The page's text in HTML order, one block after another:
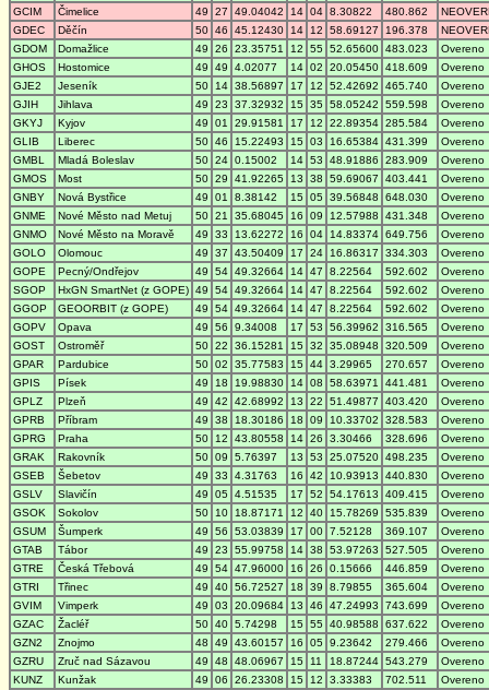
GCIM
Čimelice 49 27 49.04042 14 04 8.30822 480.862
GDEC
Děčín 50 46 45.12430 14 12 58.69127 196.378
GDOM
Domažlice 49 26 23.35751 12 55 52.65600 483.023
Overeno
GHOS
Hostomice 49 49 4.02077 14 02 20.05450 418.609
Overeno
GJE2
Jeseník 50 14 38.56897 17 12 52.42692 465.740
Overeno
GJIH
Jihlava 49 23 37.32932 15 35 58.05242 559.598
Overeno
GKYJ
Kyjov 49 01 29.91581 17 12 22.89354 285.584
Overeno
GLIB
Liberec 50 46 15.22493 15 03 16.65384 431.399
Overeno
GMBL
Mladá Boleslav 50 24 0.15002 14 53 48.91886 283.909
Overeno
GMOS
Most 50 29 41.92265 13 38 59.69067 403.441
Overeno
GNBY
Nová Bystřice 49 01 8.38142 15 05 39.56848 648.030
Overeno
GNME
Nové Město nad Metuj 50 21 35.68045 16 09 12.57988 431.348
Overeno
GNMO
Nové Město na Moravě 49 33 13.62272 16 04 14.83374 649.756
Overeno
GOLO
Olomouc 49 37 43.50409 17 24 16.86317 334.303
Overeno
GOPE
Pecný/Ondřejov 49 54 49.32664 14 47 8.22564 592.602
Overeno
SGOP
HxGN SmartNet (z GOPE) 49 54 49.32664 14 47 8.22564 592.602
Overeno
GGOP
GEOORBIT (z GOPE) 49 54 49.32664 14 47 8.22564 592.602
Overeno
GOPV
Opava 49 56 9.34008 17 53 56.39962 316.565
Overeno
GOST
Ostroměř 50 22 36.15281 15 32 35.08948 320.509
Overeno
GPAR
Pardubice 50 02 35.77583 15 44 3.29965 270.657
Overeno
GPIS
Písek 49 18 19.98830 14 08 58.63971 441.481
Overeno
GPLZ
Plzeň 49 42 42.68992 13 22 51.49877 403.420
Overeno
GPRB
Příbram 49 38 18.30186 18 09 10.33702 328.583
Overeno
GPRG
Praha 50 12 43.80558 14 26 3.30466 328.696
Overeno
GRAK
Rakovník 50 09 5.76397 13 53 25.07520 498.235
Overeno
GSEB
Šebetov 49 33 4.31763 16 42 10.93913 440.830
Overeno
GSLV
Slavičín 49 05 4.51535 17 52 54.17613 409.415
Overeno
GSOK
Sokolov 50 10 18.87171 12 40 15.78269 535.839
Overeno
GSUM
Šumperk 49 56 53.03839 17 00 7.52128 369.107
Overeno
GTAB
Tábor 49 23 55.99758 14 38 53.97263 527.505
Overeno
GTRE
Česká Třebová 49 54 47.96000 16 26 0.15666 446.859
Overeno
GTRI
Třinec 49 40 56.72527 18 39 8.79855 365.604
Overeno
GVIM
Vimperk 49 03 20.09684 13 46 47.24993 743.699
Overeno
GZAC
Žacléř 50 40 5.74298 15 55 40.98588 637.622
Overeno
GZN2
Znojmo 48 49 43.60157 16 05 9.23642 279.466
Overeno
GZRU
Zruč nad Sázavou 49 48 48.06967 15 11 18.87244 543.279
Overeno
KUNZ
Kunžak 49 06 26.23308 15 12 3.33383 702.511
Overeno